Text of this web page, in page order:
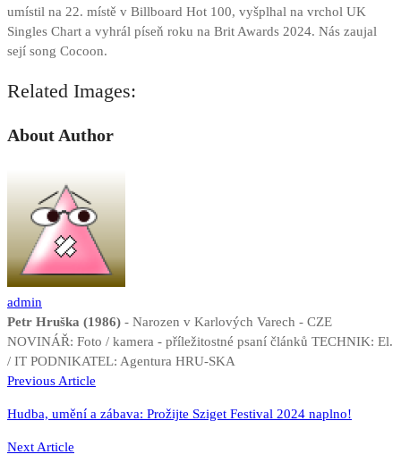
umístil na 22. místě v Billboard Hot 100, vyšplhal na vrchol UK
Singles Chart a vyhrál píseň roku na Brit Awards 2024. Nás zaujal
sejí song Cocoon.
Related Images:
About Author
admin
Petr Hruška (1986) - Narozen v Karlových Varech - CZE
NOVINÁŘ: Foto / kamera - příležitostné psaní článků TECHNIK: El.
/ IT PODNIKATEL: Agentura HRU-SKA
Navigace
pro
Previous Article
Hudba, umění a zábava: Prožijte Sziget Festival 2024 naplno!
Next Article